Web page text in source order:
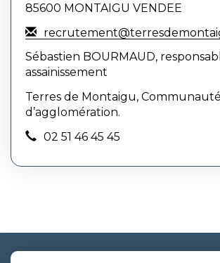
85600 MONTAIGU VENDEE
Sébastien BOURMAUD,
assainissement
Terres de Montaigu, Communauté
d’agglomération.
02 51 46 45 45